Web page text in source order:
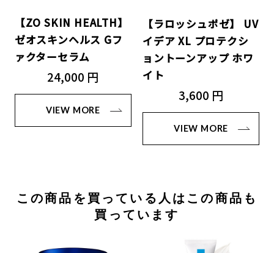
【ZO SKIN HEALTH】
ゼオスキンヘルス Gフ
ァクターセラム
24,000 円
VIEW MORE
【ラロッシュポゼ】 UV
イデア XL プロテクシ
ョントーンアップ ホワ
イト
3,600 円
VIEW MORE
この商品を買っている人はこの商品も
買っています